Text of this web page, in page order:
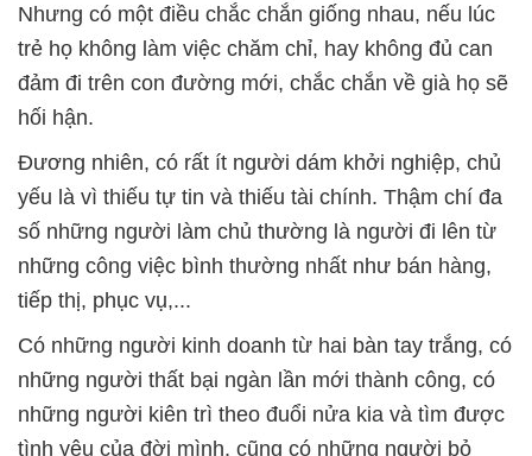
Nhưng có một điều chắc chắn giống nhau, nếu lúc
trẻ họ không làm việc chăm chỉ, hay không đủ can
đảm đi trên con đường mới, chắc chắn về già họ sẽ
hối hận.
Đương nhiên, có rất ít người dám khởi nghiệp, chủ
yếu là vì thiếu tự tin và thiếu tài chính. Thậm chí đa
số những người làm chủ thường là người đi lên từ
những công việc bình thường nhất như bán hàng,
tiếp thị, phục vụ,...
Có những người kinh doanh từ hai bàn tay trắng, có
những người thất bại ngàn lần mới thành công, có
những người kiên trì theo đuổi nửa kia và tìm được
tình yêu của đời mình, cũng có những người bỏ